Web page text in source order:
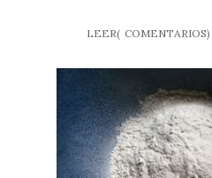
LEER( COMENTARIOS)